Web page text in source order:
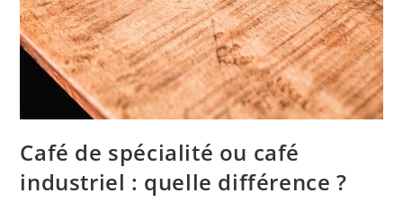
Café de spécialité ou café
industriel : quelle différence ?